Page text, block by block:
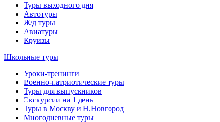
Туры выходного дня
Автотуры
Ж/д туры
Авиатуры
Круизы
Школьные туры
Уроки-тренинги
Военно-патриотические туры
Туры для выпускников
Экскурсии на 1 день
Туры в Москву и Н.Новгород
Многодневные туры